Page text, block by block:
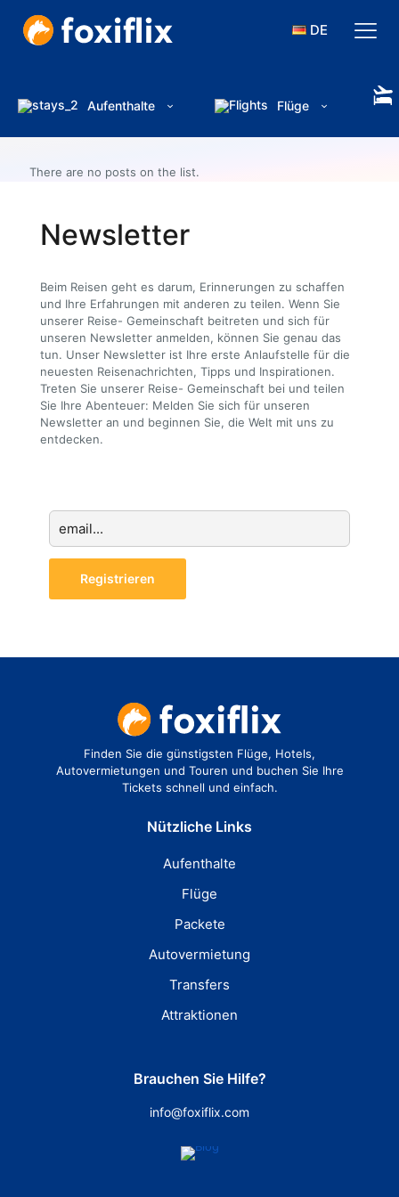
DE
Aufenthalte Flüge
There are no posts on the list.
Newsletter
Beim Reisen geht es darum, Erinnerungen zu schaffen
und Ihre Erfahrungen mit anderen zu teilen. Wenn Sie
unserer Reise- Gemeinschaft beitreten und sich für
unseren Newsletter anmelden, können Sie genau das
tun. Unser Newsletter ist Ihre erste Anlaufstelle für die
neuesten Reisenachrichten, Tipps und Inspirationen.
Treten Sie unserer Reise- Gemeinschaft bei und teilen
Sie Ihre Abenteuer: Melden Sie sich für unseren
Newsletter an und beginnen Sie, die Welt mit uns zu
entdecken.
Finden Sie die günstigsten Flüge, Hotels,
Autovermietungen und Touren und buchen Sie Ihre
Tickets schnell und einfach.
Nützliche Links
Aufenthalte
Flüge
Packete
Autovermietung
Transfers
Attraktionen
Brauchen Sie Hilfe?
info@foxiflix.com